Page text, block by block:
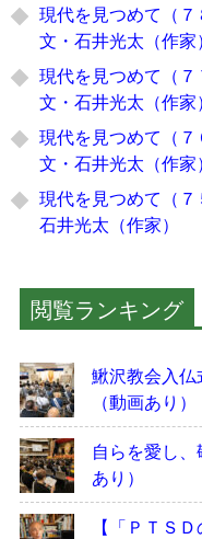
現代を見つめて（
文・石井光太（作家）
現代を見つめて（
文・石井光太（作家）
現代を見つめて（
文・石井光太（作家）
現代を見つめて（
石井光太（作家）
閲覧ランキング
鰍沢教会入
（動画あり）
自らを愛し
あり）
【「ＰＴＳ